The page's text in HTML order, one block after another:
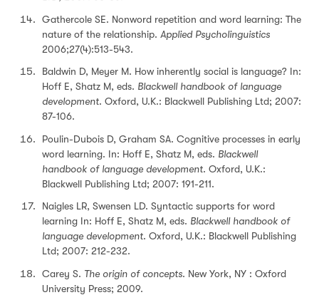
Gathercole SE. Nonword repetition and word learning: The
nature of the relationship. Applied Psycholinguistics
2006;27(4):513-543.
Baldwin D, Meyer M. How inherently social is language? In:
Hoff E, Shatz M, eds. Blackwell handbook of language
development. Oxford, U.K.: Blackwell Publishing Ltd; 2007:
87-106.
Poulin-Dubois D, Graham SA. Cognitive processes in early
word learning. In: Hoff E, Shatz M, eds. Blackwell
handbook of language development. Oxford, U.K.:
Blackwell Publishing Ltd; 2007: 191-211.
Naigles LR, Swensen LD. Syntactic supports for word
learning In: Hoff E, Shatz M, eds. Blackwell handbook of
language development. Oxford, U.K.: Blackwell Publishing
Ltd; 2007: 212-232.
Carey S. The origin of concepts. New York, NY : Oxford
University Press; 2009.